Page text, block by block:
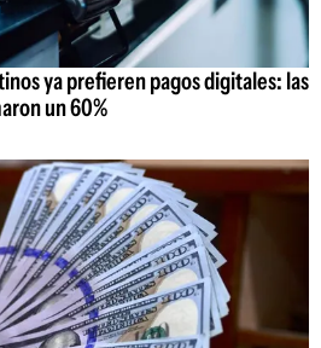
ya prefieren pagos digitales: las
un 60%